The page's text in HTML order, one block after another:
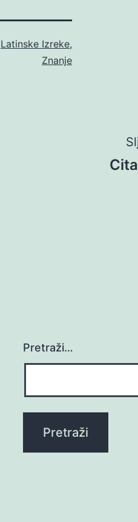
Latinske Izreke,
Znanje
Pretraži…